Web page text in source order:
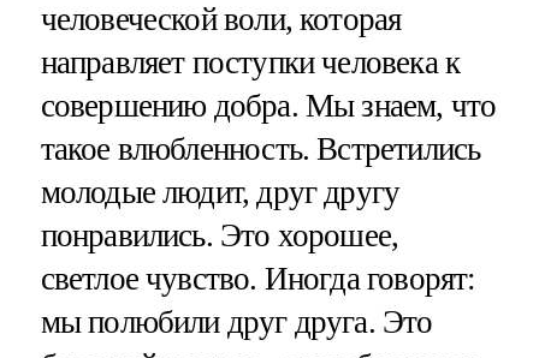
человеческой воли, которая
направляет поступки человека к
совершению добра. Мы знаем, что
такое влюбленность. Встретились
молодые людит, друг другу
понравились. Это хорошее,
светлое чувство. Иногда говорят:
мы полюбили друг друга. Это